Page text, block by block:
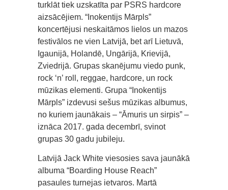
turklāt tiek uzskatīta par PSRS hardcore
aizsācējiem. “Inokentijs Mārpls”
koncertējusi neskaitāmos lielos un mazos
festivālos ne vien Latvijā, bet arī Lietuvā,
Igaunijā, Holandē, Ungārijā, Krievijā,
Zviedrijā. Grupas skanējumu viedo punk,
rock ‘n’ roll, reggae, hardcore, un rock
mūzikas elementi. Grupa “Inokentijs
Mārpls” izdevusi sešus mūzikas albumus,
no kuriem jaunākais – “Āmuris un sirpis” –
iznāca 2017. gada decembrī, svinot
grupas 30 gadu jubileju.
Latvijā Jack White viesosies sava jaunākā
albuma “Boarding House Reach”
pasaules turnejas ietvaros. Martā